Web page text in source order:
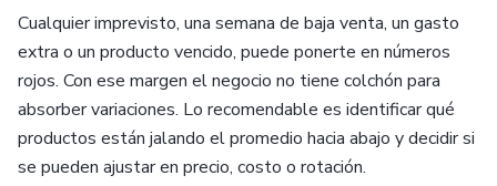
Cualquier imprevisto, una semana de baja venta, un gasto
extra o un producto vencido, puede ponerte en números
rojos. Con ese margen el negocio no tiene colchón para
absorber variaciones. Lo recomendable es identificar qué
productos están jalando el promedio hacia abajo y decidir si
se pueden ajustar en precio, costo o rotación.